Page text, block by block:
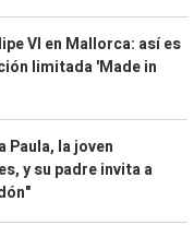
VI en Mallorca: así es
limitada 'Made in
Paula, la joven
y su padre invita a